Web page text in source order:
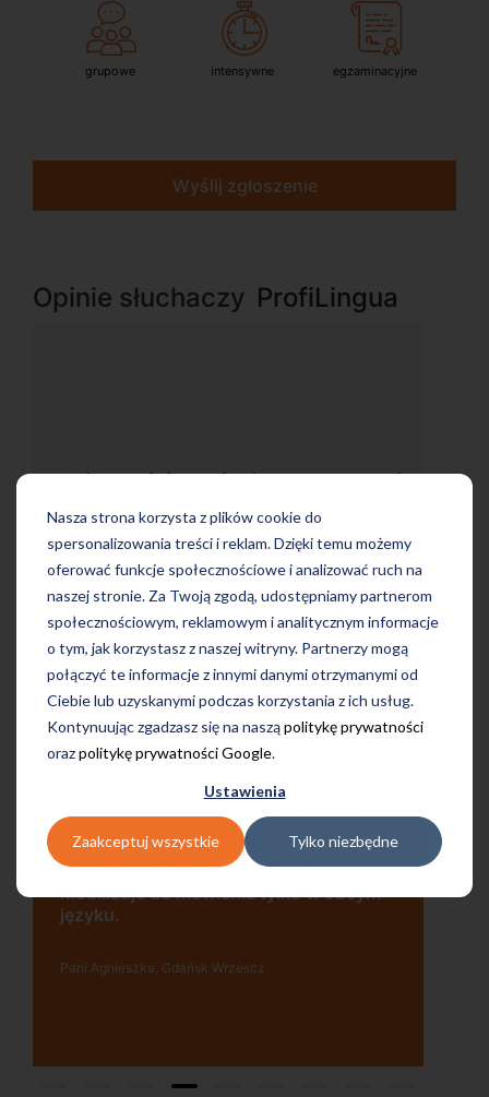
Nasza strona korzysta z plików cookie do
spersonalizowania treści i reklam. Dzięki temu możemy
oferować funkcje społecznościowe i analizować ruch na
naszej stronie. Za Twoją zgodą, udostępniamy partnerom
społecznościowym, reklamowym i analitycznym informacje
o tym, jak korzystasz z naszej witryny. Partnerzy mogą
połączyć te informacje z innymi danymi otrzymanymi od
Ciebie lub uzyskanymi podczas korzystania z ich usług.
Kontynuując zgadzasz się na nasząpolitykę prywatności
orazpolitykę prywatności Google.
Ustawienia
Zaakceptuj wszystkie Tylko niezbędne
grupowe intensywne egzaminacyjne
Wyślij zgłoszenie
Opinie słuchaczy ProfiLingua
położona w dogodnej lokalizacji”
bardzo zadowolona. Zajęcia z nativami,
wygodna, nowoczesna szkoła położona
w dogodnej lokalizacji, bo tuż przy
wyjściu z metra, mili pracownicy,
najlepsza Pani manager, która służy
pomocą w każdej chwili! Polecam!
Pani Małgrzata, Warszawa Metro Świętokrzyska